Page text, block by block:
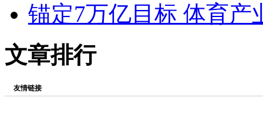
锚定7万亿目标 体育产
文章排行
友情链接